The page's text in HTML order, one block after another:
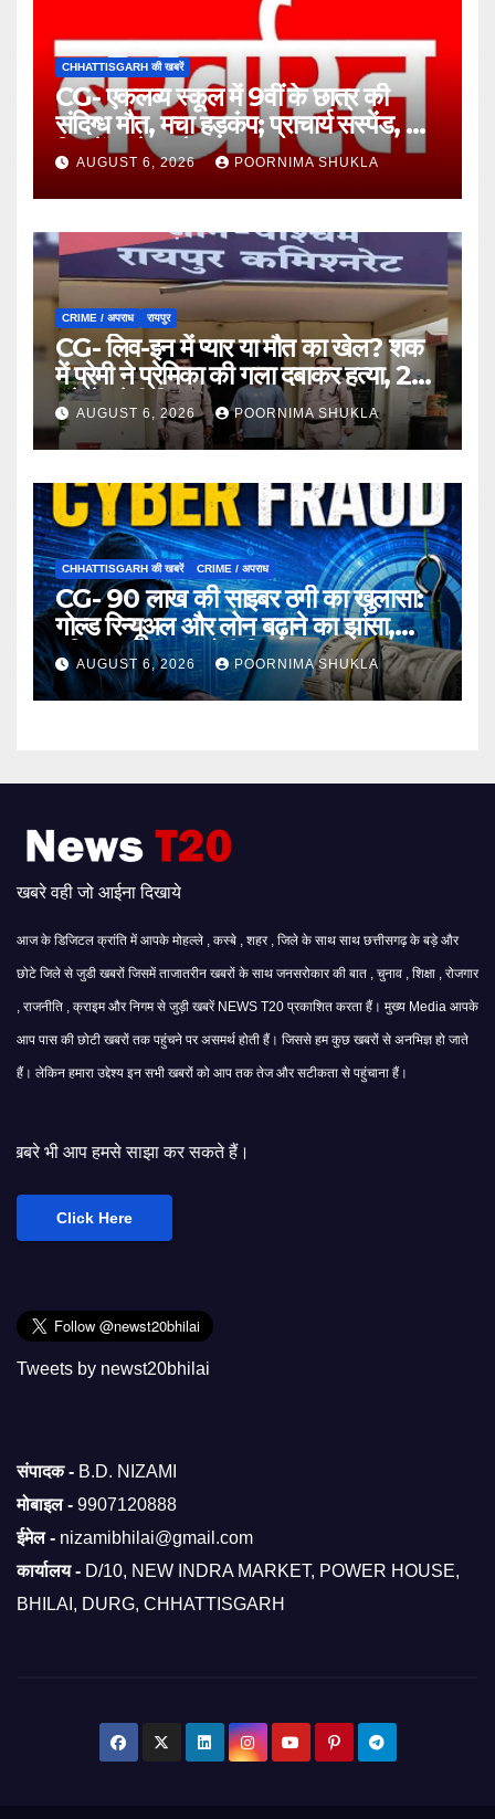
CHHATTISGARH की खबरें
CG- एकलव्य स्कूल में 9वीं के छात्र की
संदिग्ध मौत, मचा हड़कंप; प्राचार्य सस्पेंड, 7
दिन में खुलेगा मौत का राज!…
AUGUST 6, 2026 POORNIMA SHUKLA
CRIME / अपराध रायपुर
CG- लिव-इन में प्यार या मौत का खेल? शक
में प्रेमी ने प्रेमिका की गला दबाकर हत्या, 24
घंटे में प्रेमी गिरफ्तार…
AUGUST 6, 2026 POORNIMA SHUKLA
CHHATTISGARH की खबरें CRIME / अपराध
CG- 90 लाख की साइबर ठगी का खुलासा:
गोल्ड रिन्यूअल और लोन बढ़ाने का झांसा,
महिला समेत 3 आरोपी गिरफ्तार…
AUGUST 6, 2026 POORNIMA SHUKLA
खबरे वही जो आईना दिखाये
आज के डिजिटल क्रांति में आपके मोहल्ले , कस्बे , शहर , जिले के साथ साथ छत्तीसगढ़ के बड़े और
छोटे जिले से जुडी खबरों जिसमें ताजातरीन खबरों के साथ जनसरोकार की बात , चुनाव , शिक्षा , रोजगार
, राजनीति , क्राइम और निगम से जुड़ी खबरें NEWS T20 प्रकाशित करता हैं। मुख्य Media आपके
आप पास की छोटी खबरों तक पहुंचने पर असमर्थ होती हैं। जिससे हम कुछ खबरों से अनभिज्ञ हो जाते
हैं। लेकिन हमारा उद्देश्य इन सभी खबरों को आप तक तेज और सटीकता से पहुंचाना हैं।
कर सकते हैं।
Click Here
Tweets by newst20bhilai
संपादक - B.D. NIZAMI
मोबाइल - 9907120888
ईमेल - nizamibhilai@gmail.com
कार्यालय - D/10, NEW INDRA MARKET, POWER HOUSE,
BHILAI, DURG, CHHATTISGARH